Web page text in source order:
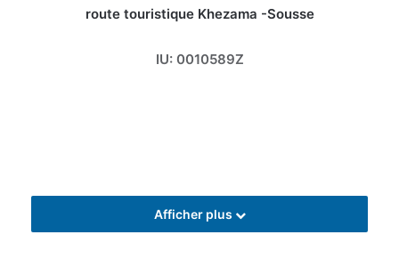
route touristique Khezama -Sousse
IU: 0010589Z
Afficher plus